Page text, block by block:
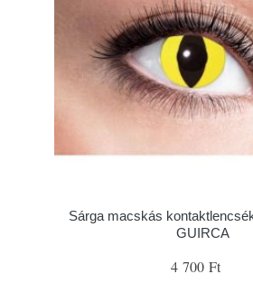
Sárga macskás
GUIRCA
4 700 Ft